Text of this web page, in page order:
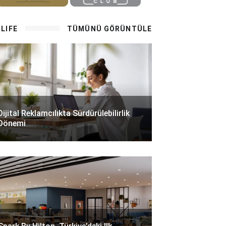
TÜMÜNÜ GÖRÜNTÜLE
Reklamcılıkta Sürdürülebilirlik